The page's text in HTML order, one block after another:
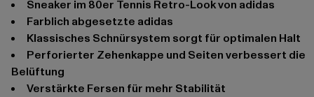
Sneaker im 80er Tennis Retro-Look von adidas
Farblich abgesetzte adidas
Klassisches Schnürsystem sorgt für optimalen Halt
Perforierter Zehenkappe und Seiten verbessert die
Belüftung
Verstärkte Fersen für mehr Stabilität